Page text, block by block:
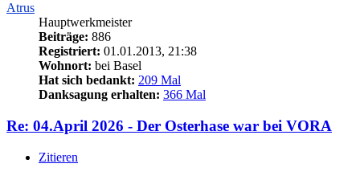
Atrus
Hauptwerkmeister
Beiträge: 886
Registriert: 01.01.2013, 21:38
Wohnort: bei Basel
Hat sich bedankt: 209 Mal
Danksagung erhalten: 366 Mal
Re: 04.April 2026 - Der Osterhase war bei VORA
Zitieren